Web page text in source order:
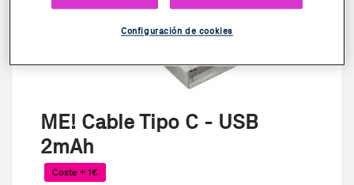
ME! Cable Tipo C - USB
2mAh
Coste + 1€
Configuración de cookies